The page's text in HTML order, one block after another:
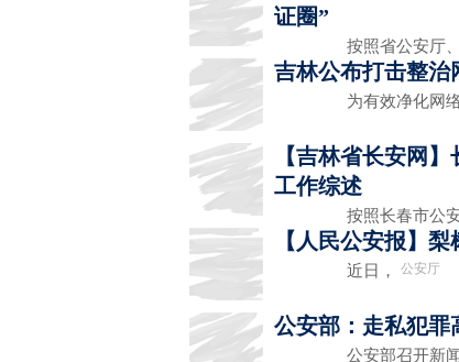
证圈”
按照省公安厅、长
吉林公布打击整治
为有效净化网络
【吉林省长安网
工作综述
按照长春市公安局
【人民公安报】
近日， 公安厅
公安部：走私犯罪
公安部召开新闻发